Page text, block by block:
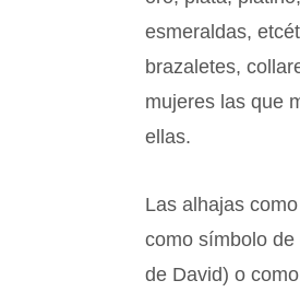
esmeraldas,
brazaletes,
mujeres las que
ellas.
Las alhajas
como símbolo
de David) o